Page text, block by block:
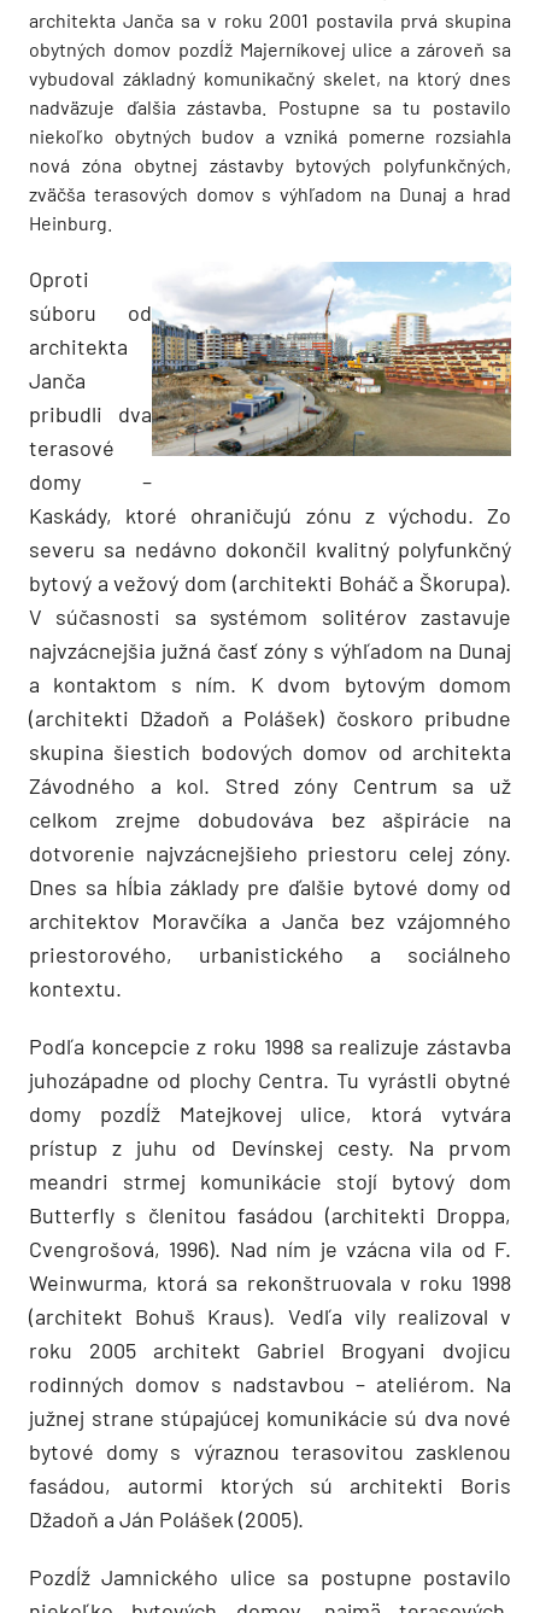
architekta Janča sa v roku 2001 postavila prvá skupina
obytných domov pozdĺž Majerníkovej ulice a zároveň sa
vybudoval základný komunikačný skelet, na ktorý dnes
nadväzuje ďalšia zástavba. Postupne sa tu postavilo
niekoľko obytných budov a vzniká pomerne rozsiahla
nová zóna obytnej zástavby bytových polyfunkčných,
zväčša terasových domov s výhľadom na Dunaj a hrad
Heinburg.
Oproti
súboru od
architekta
Janča
pribudli dva
terasové
domy –
Kaskády, ktoré ohraničujú zónu z východu. Zo
severu sa nedávno dokončil kvalitný polyfunkčný
bytový a vežový dom (architekti Boháč a Škorupa).
V súčasnosti sa systémom solitérov zastavuje
najvzácnejšia južná časť zóny s výhľadom na Dunaj
a kontaktom s ním. K dvom bytovým domom
(architekti Džadoň a Polášek) čoskoro pribudne
skupina šiestich bodových domov od architekta
Závodného a kol. Stred zóny Centrum sa už
celkom zrejme dobudováva bez ašpirácie na
dotvorenie najvzácnejšieho priestoru celej zóny.
Dnes sa hĺbia základy pre ďalšie bytové domy od
architektov Moravčíka a Janča bez vzájomného
priestorového, urbanistického a sociálneho
kontextu.
Podľa koncepcie z roku 1998 sa realizuje zástavba
juhozápadne od plochy Centra. Tu vyrástli obytné
domy pozdĺž Matejkovej ulice, ktorá vytvára
prístup z juhu od Devínskej cesty. Na prvom
meandri strmej komunikácie stojí bytový dom
Butterfly s členitou fasádou (architekti Droppa,
Cvengrošová, 1996). Nad ním je vzácna vila od F.
Weinwurma, ktorá sa rekonštruovala v roku 1998
(architekt Bohuš Kraus). Vedľa vily realizoval v
roku 2005 architekt Gabriel Brogyani dvojicu
rodinných domov s nadstavbou – ateliérom. Na
južnej strane stúpajúcej komunikácie sú dva nové
bytové domy s výraznou terasovitou zasklenou
fasádou, autormi ktorých sú architekti Boris
Džadoň a Ján Polášek (2005).
Pozdĺž Jamnického ulice sa postupne postavilo